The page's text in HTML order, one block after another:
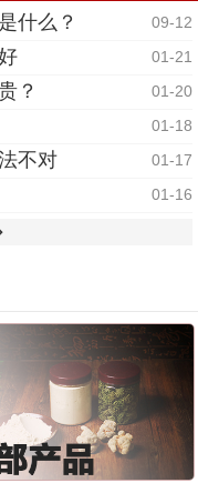
什么？ 09-12
01-21
？ 01-20
01-18
不对 01-17
01-16